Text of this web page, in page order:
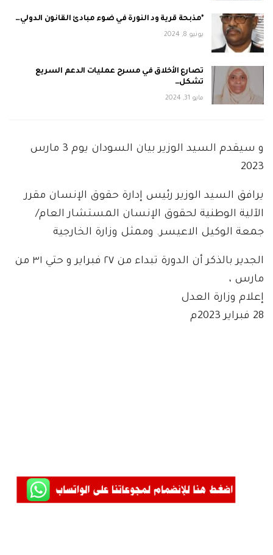
*مذبحة قرية ود النورة في ضوء مبادئ القانون الدولي…
يونيو 8, 2024
تصارع الأخلاق في مسرح عمليات الدعم السريع
تشكل…
مايو 31, 2024
و سيقدم السيد الوزير بيان السودان يوم 3 مارس
2023
يرافق السيد الوزير رئيس إدارة حقوق الإنسان مقرر
الآلية الوطنية لحقوق الإنسان المستشار العام/
جمعة الوكيل الاعيسر. وممثل وزارة الخارجية
الجدير بالذكر أن الدورة تبداء من ٢٧ فبراير و حتي ٣١ من
مارس ،
إعلام وزارة العدل
28 فبراير 2023م